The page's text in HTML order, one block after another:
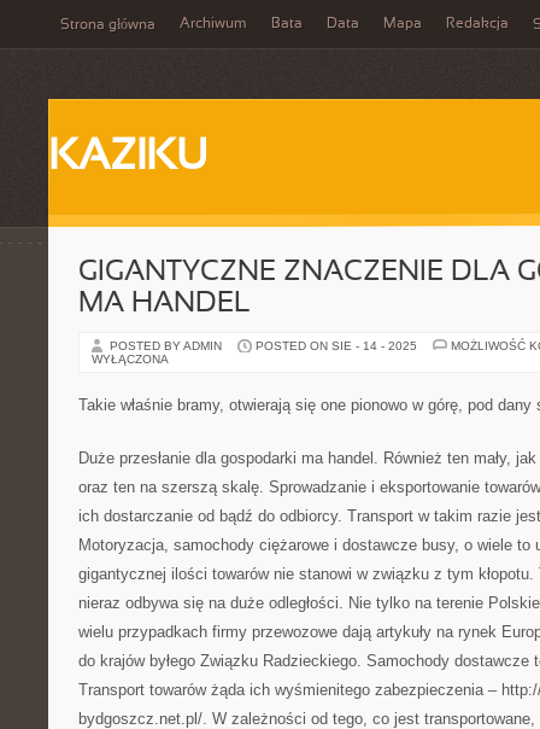
Strona główna Archiwum Bata Data Mapa Redakcja
KAZIKU
GIGANTYCZNE ZNACZENIE DLA
MA HANDEL
POSTED BY ADMIN POSTED ON SIE - 14 - 2025
MOŻLIWOŚĆ
WYŁĄCZONA
Takie właśnie bramy, otwierają się one pionowo w górę, pod dany
Duże przesłanie dla gospodarki ma handel. Również ten mały,
oraz ten na szerszą skalę. Sprowadzanie i eksportowanie
ich dostarczanie od bądź do odbiorcy. Transport w takim razie
Motoryzacja, samochody ciężarowe i dostawcze busy, o wiele to
gigantycznej ilości towarów nie stanowi w związku z tym
nieraz odbywa się na duże odległości. Nie tylko na terenie
wielu przypadkach firmy przewozowe dają artykuły na rynek
do krajów byłego Związku Radzieckiego. Samochody dostawcze
Transport towarów żąda ich wyśmienitego zabezpieczenia –
bydgoszcz.net.pl/. W zależności od tego, co jest